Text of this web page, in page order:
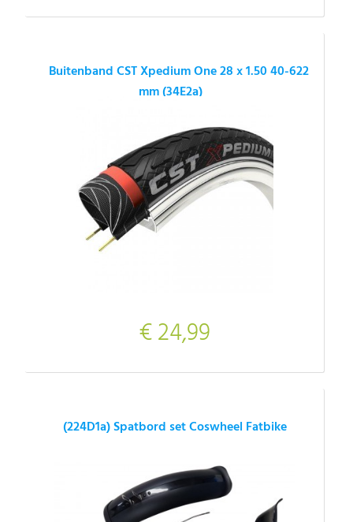
Buitenband CST Xpedium One 28 x 1.50 40-622
mm (34E2a)
€ 24,99
(224D1a) Spatbord set Coswheel Fatbike